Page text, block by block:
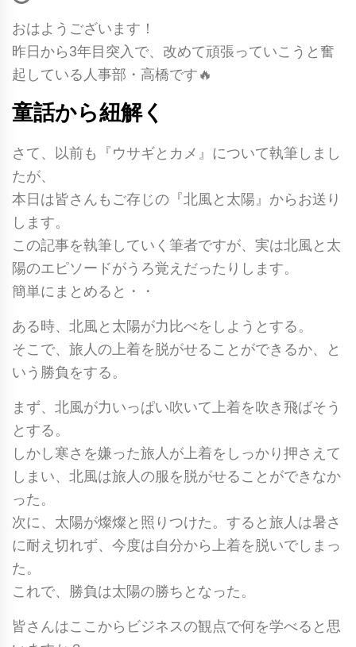
おはようございます！
昨日から3年目突入で、改めて頑張っていこうと奮
起している人事部・高橋です🔥
童話から紐解く
さて、以前も『ウサギとカメ』について執筆しまし
たが、
本日は皆さんもご存じの『北風と太陽』からお送り
します。
この記事を執筆していく筆者ですが、実は北風と太
陽のエピソードがうろ覚えだったりします。
簡単にまとめると・・
ある時、北風と太陽が力比べをしようとする。
そこで、旅人の上着を脱がせることができるか、と
いう勝負をする。
まず、北風が力いっぱい吹いて上着を吹き飛ばそう
とする。
しかし寒さを嫌った旅人が上着をしっかり押さえて
しまい、北風は旅人の服を脱がせることができなか
った。
次に、太陽が燦燦と照りつけた。すると旅人は暑さ
に耐え切れず、今度は自分から上着を脱いでしまっ
た。
これで、勝負は太陽の勝ちとなった。
皆さんはここからビジネスの観点で何を学べると思